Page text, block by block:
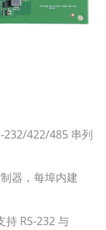
422/485 串列
器，每埠内建
RS‑232 与